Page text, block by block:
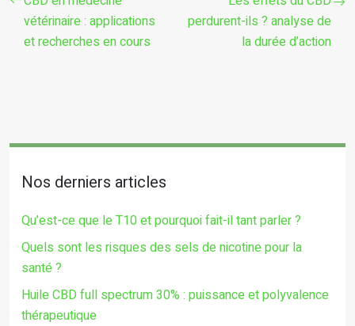
vétérinaire : applications
et recherches en cours
perdurent-ils ? analyse de
la durée d’action
Nos derniers articles
Qu’est-ce que le T10 et pourquoi fait-il tant parler ?
Quels sont les risques des sels de nicotine pour la
santé ?
Huile CBD full spectrum 30% : puissance et polyvalence
thérapeutique